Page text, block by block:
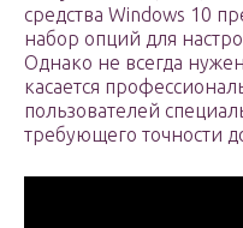
средства Windows 10
набор опций для
Однако не всегда
касается
пользователей
требующего точности